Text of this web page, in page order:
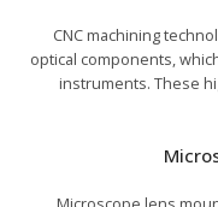
CNC machining
optical components,
instruments. These